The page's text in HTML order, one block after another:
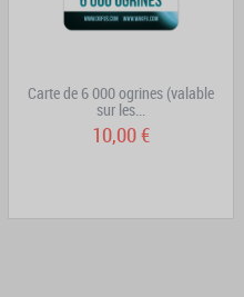
Carte de 6 000 ogrines (valable
sur les...
10,00 €